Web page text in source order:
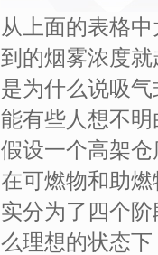
从上面的表格
到的烟雾浓度
是为什么说吸
能有些人想不
假设一个高架
在可燃物和助燃
实分为了四个
么理想的状态